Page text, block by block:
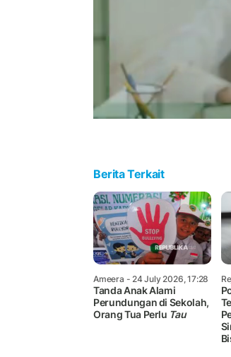
Berita Terkait
Ameera - 24 July 2026, 17:28
Tanda Anak Alami
Perundungan di Sekolah,
Orang Tua Perlu Tau